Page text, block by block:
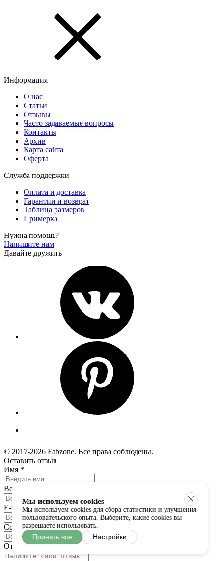
Информация
О нас
Статьи
Отзывы
Часто задаваемые вопросы
Контакты
Архив
Карта сайта
Оферта
Служба поддержки
Оплата и доставка
Гарантии и возврат
Таблица размеров
Примерка
Нужна помощь?
Напишите нам
Давайте дружить
© 2017-2026 Fabzone. Все права соблюдены.
Оставить отзыв
Имя *
Возраст
E-mail*
Ссылка на товар
Отзыв*
Мы используем cookies
Мы используем cookies для сбора статистики и улучшения
пользовательского опыта. Выберите, какие cookies вы
разрешаете использовать.
Принять все Настройки